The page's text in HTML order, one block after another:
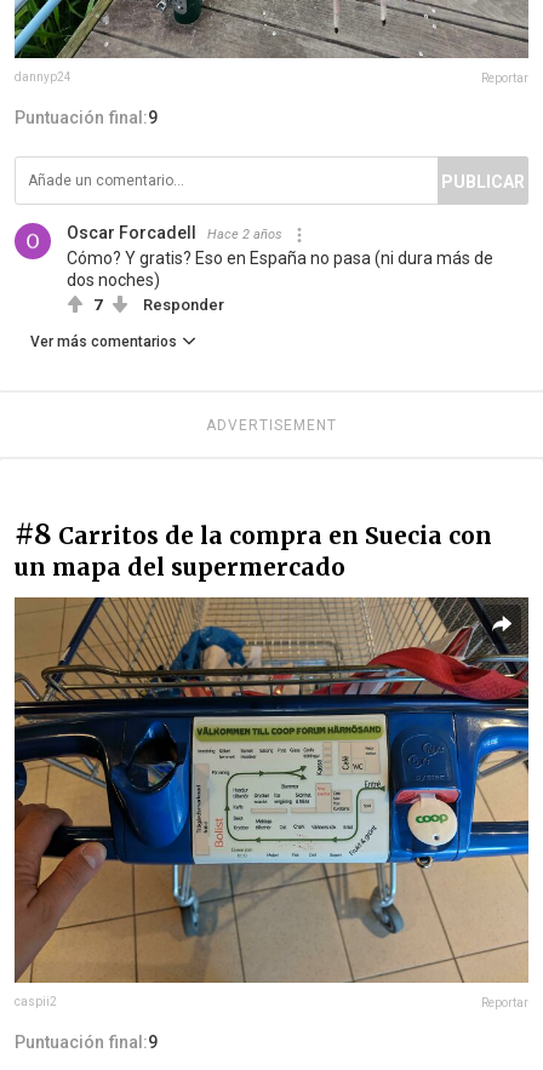
dannyp24 Reportar
Puntuación final:9
PUBLICAR
Oscar Forcadell Hace 2 años
Cómo? Y gratis? Eso en España no pasa (ni dura más de
dos noches)
7 Responder
Ver más comentarios
ADVERTISEMENT
#8 Carritos de la compra en Suecia con
un mapa del supermercado
caspii2 Reportar
Puntuación final:9